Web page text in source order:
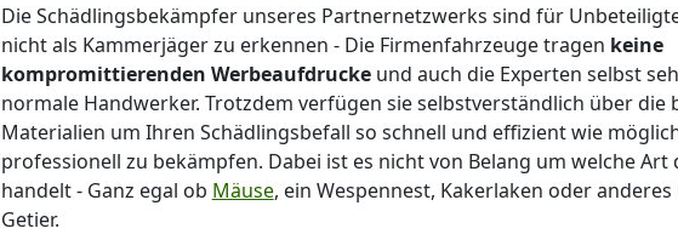
Die Schädlingsbekämpfer unseres Partnernetzwerks sind für
nicht als Kammerjäger zu erkennen - Die Firmenfahrzeuge tragen keine
kompromittierenden Werbeaufdruckeund auch die Experten selbst
normale Handwerker. Trotzdem verfügen sie selbstverständlich über die
Materialien um Ihren Schädlingsbefall so schnell und effizient wie
professionell zu bekämpfen. Dabei ist es nicht von Belang um welche Art
handelt - Ganz egal ob Mäuse, ein Wespennest, Kakerlaken oder
Getier.